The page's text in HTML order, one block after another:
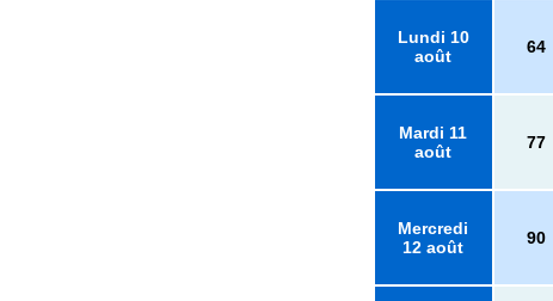
Lundi 10
août
64
Mardi 11
août
77
Mercredi
12 août
90